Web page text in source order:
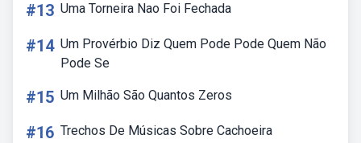
#13 Uma Torneira Nao Foi Fechada
#14 Um Provérbio Diz Quem Pode Pode Quem Não
Pode Se
#15 Um Milhão São Quantos Zeros
#16 Trechos De Músicas Sobre Cachoeira